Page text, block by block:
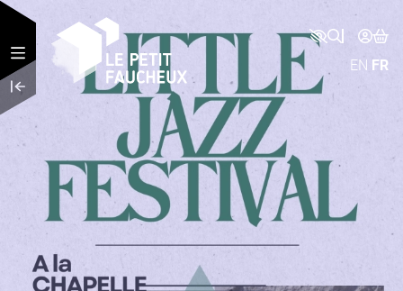
Aller au contenu principal
EN FR